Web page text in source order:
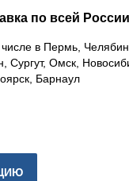
по всей России
в Пермь,
Сургут, Омск,
Барнаул